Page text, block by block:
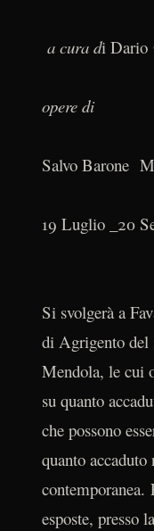
a cura di Dario
opere di
Salvo Barone
19 Luglio _20
Si svolgerà a
di Agrigento del
Mendola, le cui
su quanto
che possono
quanto
contemporanea.
esposte, presso